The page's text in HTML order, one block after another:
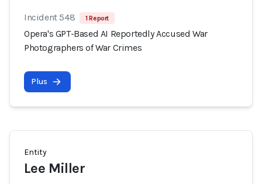
Incident 548 1 Report
Opera's GPT-Based AI Reportedly Accused War
Photographers of War Crimes
Plus
Entity
Lee Miller